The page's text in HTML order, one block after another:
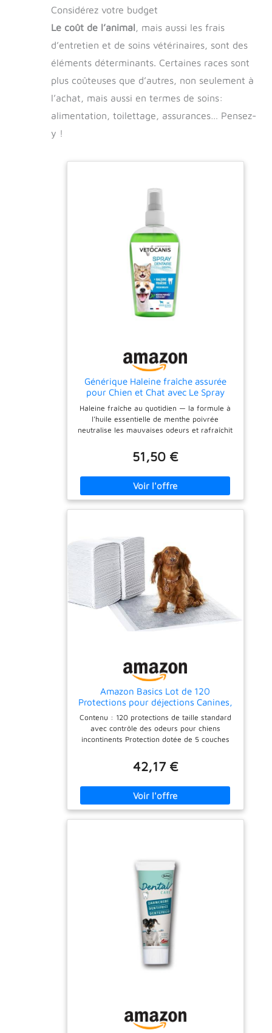
Considérez votre budget
Le coût de l’animal , mais aussi les frais
d’entretien et de soins vétérinaires, sont des
éléments déterminants. Certaines races sont
plus coûteuses que d’autres, non seulement à
l’achat, mais aussi en termes de soins:
alimentation, toilettage, assurances… Pensez-
y !
Générique Haleine fraîche assurée
pour Chien et Chat avec Le Spray
bucco-Dentaire VETOCANIS à la
Menthe poivrée, Format 150ml - Lot
de 3
Haleine fraîche au quotidien — la formule à
l'huile essentielle de menthe poivrée
neutralise les mauvaises odeurs et rafraîchit
chat. Protection contre le tartre — la solution
dentaire enrichie en fluor retarde l'apparition
formation de tartre sur les dents de l'animal.
Idéal pour les animaux réticents — ce spray
Application simple et rapide — il suffit de
pulvériser une à deux fois par jour
directement sur les gencives et les dents
pour une hygiène bucco-dentaire assurée
sans contrainte. Format malin et
complémentaire — le flacon de 150ml
s'utilise facilement au quotidien et complète
parfaitement l'action du dentifrice à croquer
VETOCANIS pour une hygiène optimale.
51,50 €
Amazon Basics Lot de 120
Protections pour déjections Canines,
avec du Charbon pour Assurer Le
contrôle des odeurs, Anti-Fuite,
Surface à séchage Rapide, Taille
Classique, pour Chiens et Chiots,
Contenu : 120 protections de taille standard
avec contrôle des odeurs pour chiens
incontinents Protection dotée de 5 couches
liquide en gel à son contact et du charbon
pour réduire les odeurs Surface à séchage
d’apprendre la propreté aux chiens. Doublure
étanche en plastique qui protège le sol
âgés souffrant d’incontinence et comme
accessoire d’appoint lorsque le chien ne peut
pas sortir Dimensions de la protection : Les
protections de taille standard mesurent 56 x
56 cm (L x l). Le cœur fait 50 x 50 cm (L x l)
Tapis d’entraînement jetables certifiés FSC
(FSC N004130) : fabrication à partir de
matériaux issus de forêts gérées de manière
durable, de matériaux recyclés et/ou
42,17 €